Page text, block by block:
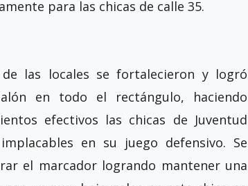
para las chicas de calle 35.
las locales se fortalecieron y logró
en todo el rectángulo, haciendo
efectivos las chicas de Juventud
en su juego defensivo. Se
el marcador logrando mantener una